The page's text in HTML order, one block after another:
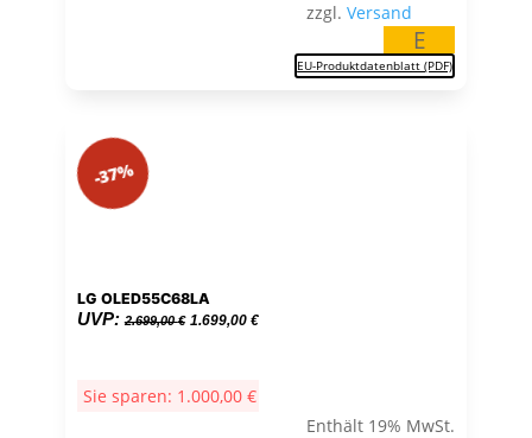
zzgl.Versand
E
EU-Produktdatenblatt (PDF)
LG OLED55C68LA
UVP: 2.699,00€ Ursprünglicher
2.699,00 €
1.699,00 €Aktueller
Sie sparen: 1.000,00 €
Enthält 19% MwSt.
-37%